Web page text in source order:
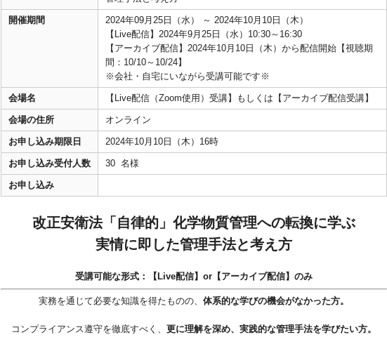
開催期間
2024年09月25日（水） ～ 2024年10月10日（木）
【Live配信】2024年9月25日（水）10:30～16:30
【アーカイブ配信】2024年10月10日（木）から配信開始【視聴期
間：10/10～10/24】
※会社・自宅にいながら受講可能です※
会場名 【Live配信（Zoom使用）受講】もしくは【アーカイブ配信受講】
会場の住所 オンライン
お申し込み期限日 2024年10月10日（木）16時
お申し込み受付人数 30 名様
お申し込み
改正安衛法「自律的」化学物質管理への転換に学ぶ
実情に即した管理手法と考え方
受講可能な形式：【Live配信】or【アーカイブ配信】のみ
実務を通じて必要な知識を得たものの、 体系的な学びの機会がなかった方。
コンプライアンス遵守を徹底すべく、 更に理解を深め、実践的な管理手法を学びたい方。